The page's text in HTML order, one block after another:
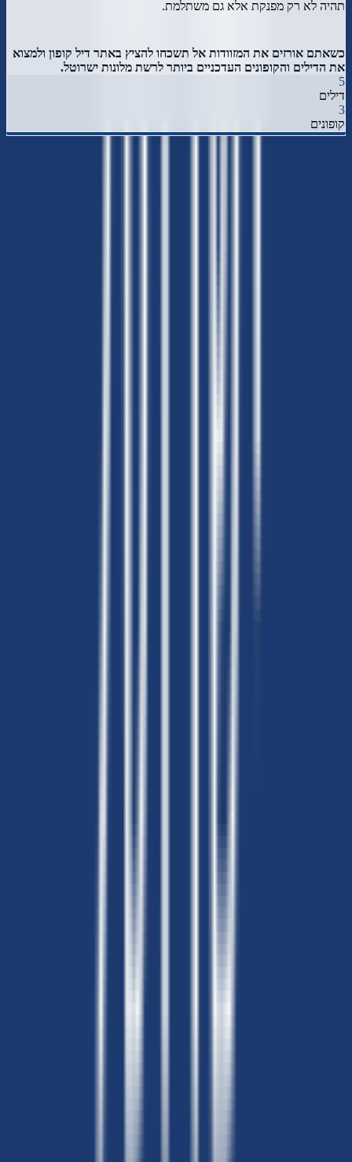
תהיה לא רק מפנקת אלא גם משתלמת.
כשאתם אורזים את המזוודות אל תשכחו להציץ באתר דיל קופון ולמצוא
את הדילים והקופונים העדכניים ביותר לרשת מלונות ישרוטל.
5
דילים
3
קופונים